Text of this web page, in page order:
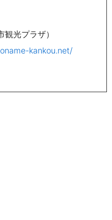
光プラザ）
kankou.net/